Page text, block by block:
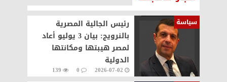
سياسة
رئيس الجالية المصرية
بالنرويج: بيان 3 يوليو أعاد
لمصر هيبتها ومكانتها
الدولية
2026-07-02
0
139